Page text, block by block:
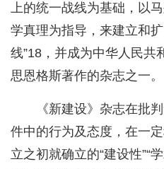
上的统一战线为基础，以
学真理为指导，来建立和
线”18，并成为中华人民共
思恩格斯著作的杂志之一。
《新建设》杂志在批
件中的行为及态度，在一
立之初就确立的“建设性”“